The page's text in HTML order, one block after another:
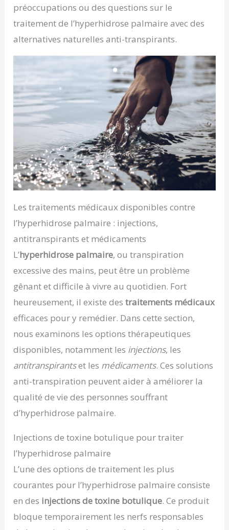
préoccupations ou des questions sur le
traitement de l’hyperhidrose palmaire avec des
alternatives naturelles anti-transpirants.
Les traitements médicaux disponibles contre
l’hyperhidrose palmaire : injections,
antitranspirants et médicaments
L’hyperhidrose palmaire, ou transpiration
excessive des mains, peut être un problème
gênant et difficile à vivre au quotidien. Fort
heureusement, il existe destraitements médicaux
efficaces pour y remédier. Dans cette section,
nous examinons les options thérapeutiques
disponibles, notamment les injections, les
antitranspirantset les médicaments. Ces solutions
anti-transpiration peuvent aider à améliorer la
qualité de vie des personnes souffrant
d’hyperhidrose palmaire.
Injections de toxine botulique pour traiter
l’hyperhidrose palmaire
L’une des options de traitement les plus
courantes pour l’hyperhidrose palmaire consiste
en des injections de toxine botulique. Ce produit
bloque temporairement les nerfs responsables